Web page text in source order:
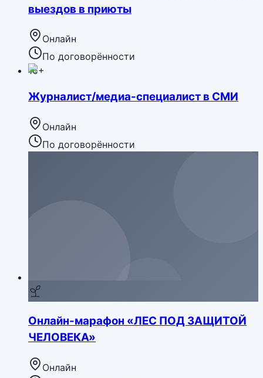
выездов в приюты
Онлайн
По договорённости
16+
Журналист/медиа-специалист в СМИ
Онлайн
По договорённости
Онлайн-марафон «ЛЕС ПОД ЗАЩИТОЙ
ЧЕЛОВЕКА»
Онлайн